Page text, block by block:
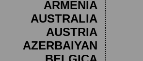
ARMENIA
AUSTRALIA
AUSTRIA
AZERBAIYAN